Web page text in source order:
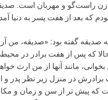
زن راست‌گو و مهربان است.
که بعد از هفت پسر به دنیا
گفته بود: «صدیقه، من
که پس از هفت برادر در محیطی
مانند آنها از من ارث
برادرش در منزل زیر نظر پدر و
که پیش تر از سن و زمان و